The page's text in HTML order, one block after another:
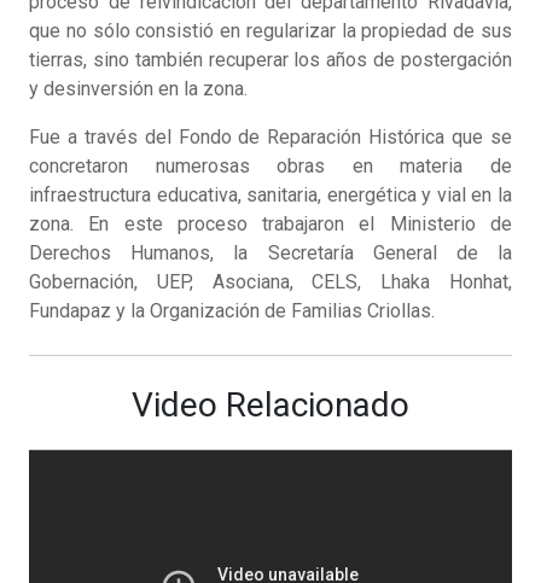
que no sólo consistió en regularizar la propiedad de sus
tierras, sino también recuperar los años de postergación
y desinversión en la zona.
Fue a través del Fondo de Reparación Histórica que se
concretaron numerosas obras en materia de
infraestructura educativa, sanitaria, energética y vial en la
zona. En este proceso trabajaron el Ministerio de
Derechos Humanos, la Secretaría General de la
Gobernación, UEP, Asociana, CELS, Lhaka Honhat,
Fundapaz y la Organización de Familias Criollas.
Video Relacionado